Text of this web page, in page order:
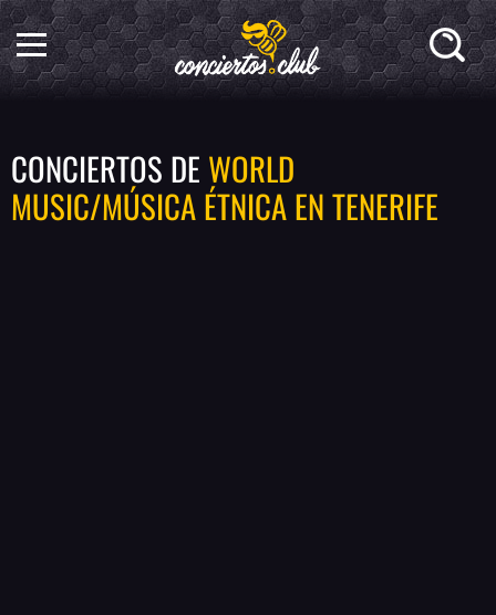
CONCIERTOS DE WORLD
MUSIC/MÚSICA ÉTNICA EN TENERIFE